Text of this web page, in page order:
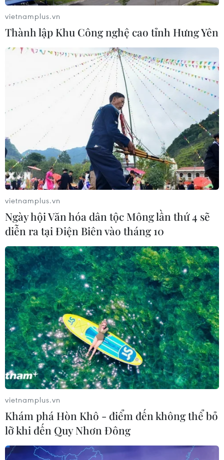
TIN CÙNG CHUYÊN MỤC
Áp thấp nhiệt đới trên vịnh Bắc Bộ sẽ
gây ảnh hưởng thế nào tới Việt Nam?
07/08/2026 14:38
Nứt núi, Thanh Hóa sơ tán khẩn cấp
nhiều hộ dân
07/08/2026 13:17
Cảnh báo lũ trên lưu vực sông Thao
tại trạm Yên Bái
07/08/2026 11:51
Gỡ khó khăn triển khai dự án trọng
điểm quốc gia hồ Ka Pét
07/08/2026 11:24
Indonesia nỗ lực khống chế cháy
rừng tại Vườn Quốc gia Núi Bromo
07/08/2026 10:56
Thụy Sĩ khó đạt mục tiêu giảm phát
thải khí nhà kính vào năm 2030
Bão Dolphin càn quét các đảo miền
vietnamplus.vn
Thành lập Khu Công nghệ cao tỉnh Hưng Yên
vietnamplus.vn
Ngày hội Văn hóa dân tộc Mông lần thứ 4 sẽ
diễn ra tại Điện Biên vào tháng 10
vietnamplus.vn
Khám phá Hòn Khô - điểm đến không thể bỏ
lỡ khi đến Quy Nhơn Đông